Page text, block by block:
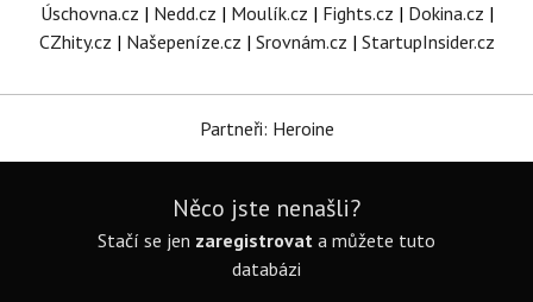
Úschovna.cz | Nedd.cz | Moulík.cz | Fights.cz | Dokina.cz |
CZhity.cz | Našepeníze.cz | Srovnám.cz | StartupInsider.cz
Partneři: Heroine
Něco jste nenašli?
Stačí se jen zaregistrovat a můžete tuto
databázi